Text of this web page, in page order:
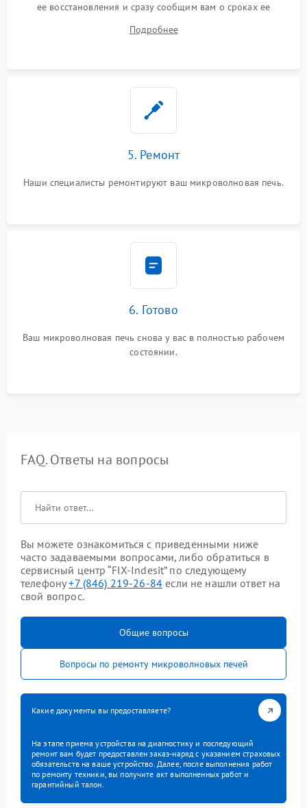
ее восстановления и сразу сообщим вам о сроках ее
Подробнее
5. Ремонт
Наши специалисты ремонтируют ваш микроволновая печь.
6. Готово
Ваш микроволновая печь снова у вас в полностью рабочем
состоянии.
FAQ. Ответы на вопросы
Вы можете ознакомиться с приведенными ниже
часто задаваемыми вопросами, либо обратиться в
сервисный центр “FIX-Indesit” по следующему
телефону+7 (846) 219-26-84 если не нашли ответ на
свой вопрос.
Общие вопросы
Вопросы по ремонту микроволновых печей
Какие документы вы предоставляете?
На этапе приема устройства на диагностику и последующий
ремонт вам будет предоставлен заказ-наряд с указанием страховых
обязательств на ваше устройство. Далее, после выполнения работ
по ремонту техники, вы получите акт выполненных работ и
гарантийный талон.